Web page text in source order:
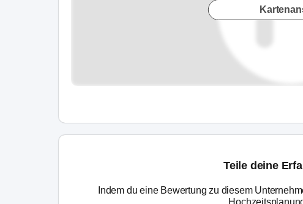
Teile deine
Indem du eine Bewertung zu diesem